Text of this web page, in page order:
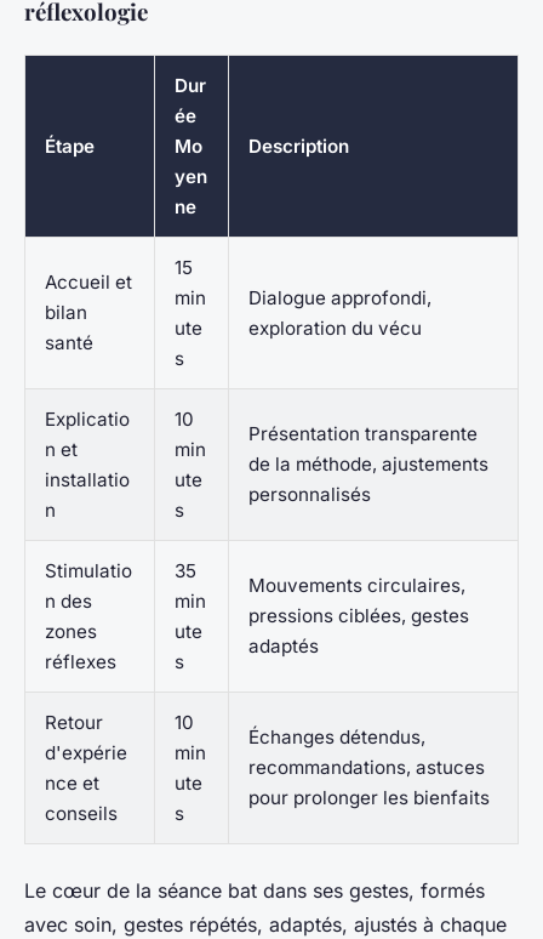
réflexologie
Étape
Dur
ée
Mo
yen
ne
Description
Accueil et
bilan
santé
15
min
ute
s
Dialogue approfondi,
exploration du vécu
Explicatio
n et
installatio
n
10
min
ute
s
Présentation transparente
de la méthode, ajustements
personnalisés
Stimulatio
n des
zones
réflexes
35
min
ute
s
Mouvements circulaires,
pressions ciblées, gestes
adaptés
Retour
d'expérie
nce et
conseils
10
min
ute
s
Échanges détendus,
recommandations, astuces
pour prolonger les bienfaits
Le cœur de la séance bat dans ses gestes, formés
avec soin, gestes répétés, adaptés, ajustés à chaque